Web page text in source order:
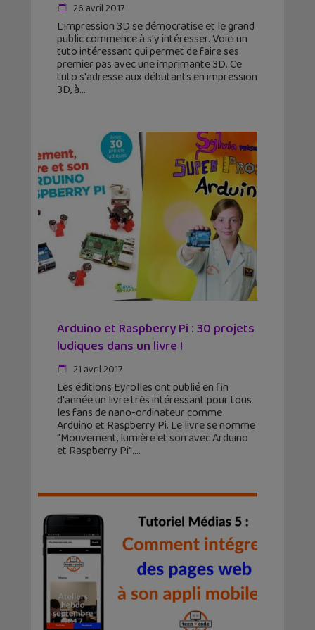
26 avril 2017
L'impression 3D se démocratise et le grand
public commence à s'y intéresser. Voici un
tuto intéressant qui permet de faire ses
premier pas avec une imprimante 3D. Ce
tuto s'adresse aux débutants en impression
3D, à
Arduino et Raspberry Pi : 30 projets
ludiques dans un livre !
21 avril 2017
Les éditions Eyrolles ont publié en fin
d'année un livre très intéressant pour tous
les fans de nano-ordinateur comme
Arduino et Raspberry Pi. Le livre se nomme
"Mouvement, lumière et son avec Arduino
et Raspberry Pi".